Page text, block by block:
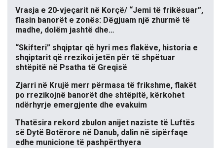
Vrasja e 20-vjeçarit në Korçë/ “Jemi të frikësuar”,
flasin banorët e zonës: Dëgjuam një zhurmë të
madhe, dolëm jashtë dhe…
“Skifteri” shqiptar që hyri mes flakëve, historia e
shqiptarit që rrezikoi jetën për të shpëtuar
shtëpitë në Psatha të Greqisë
Zjarri në Krujë merr përmasa të frikshme, flakët
po rrezikojnë banorët dhe shtëpitë, kërkohet
ndërhyrje emergjente dhe evakuim
Thatësira rekord zbulon anijet naziste të Luftës
së Dytë Botërore në Danub, dalin në sipërfaqe
edhe municione të pashpërthyera